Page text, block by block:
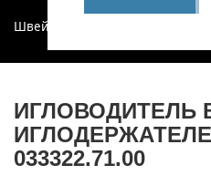
Швеймастер
ИГЛОВОДИТЕЛЬ
033322.71.00